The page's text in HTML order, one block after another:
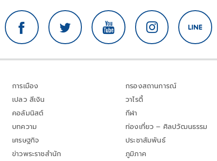
การเมือง
เปลว สีเงิน
คอลัมนิสต์
บทความ
เศรษฐกิจ
ข่าวพระราชสำนัก
กรองสถานการณ์
วาไรตี้
กีฬา
ท่องเที่ยว – ศิลปวัฒนธรรม
ประชาสัมพันธ์
ภูมิภาค